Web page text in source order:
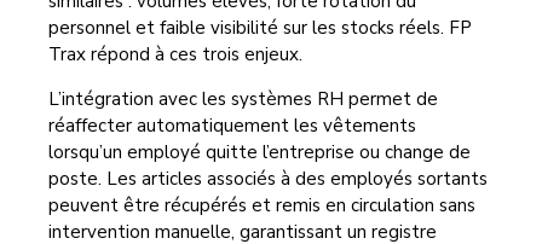
personnel et faible visibilité sur les stocks réels. FP
Trax répond à ces trois enjeux.
L’intégration avec les systèmes RH permet de
réaffecter automatiquement les vêtements
lorsqu’un employé quitte l’entreprise ou change de
poste. Les articles associés à des employés sortants
peuvent être récupérés et remis en circulation sans
intervention manuelle, garantissant un registre